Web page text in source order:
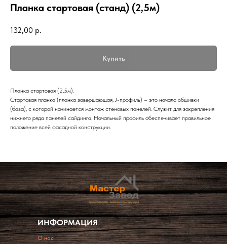
Планка стартовая (станд) (2,5м)
132,00 р.
Купить
Планка стартовая (2,5м).
Стартовая планка (планка завершающая, J-профиль) – это начало обшивки
(база), с которой начинается монтаж стеновых панелей. Служит для закрепления
нижнего ряда панелей сайдинга. Начальный профиль обеспечивает правильное
положение всей фасадной конструкции.
ИНФОРМАЦИЯ
O нас